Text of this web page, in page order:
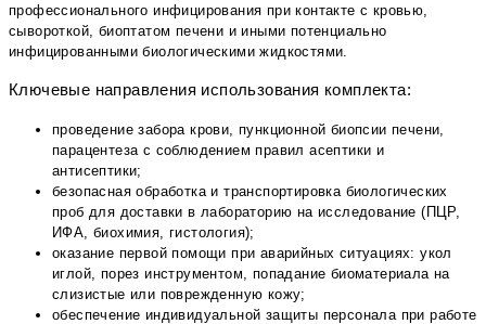
профессионального инфицирования при контакте с кровью,
сывороткой, биоптатом печени и иными потенциально
инфицированными биологическими жидкостями.
Ключевые направления использования комплекта:
проведение забора крови, пункционной биопсии печени,
парацентеза с соблюдением правил асептики и
антисептики;
безопасная обработка и транспортировка биологических
проб для доставки в лабораторию на исследование (ПЦР,
ИФА, биохимия, гистология);
оказание первой помощи при аварийных ситуациях: укол
иглой, порез инструментом, попадание биоматериала на
слизистые или поврежденную кожу;
обеспечение индивидуальной защиты персонала при работе